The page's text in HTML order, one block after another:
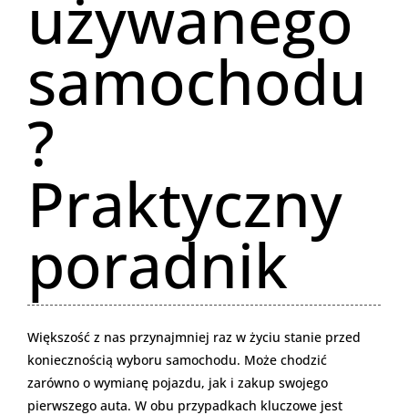
używanego
samochodu
?
Praktyczny
poradnik
Większość z nas przynajmniej raz w życiu stanie przed
koniecznością wyboru samochodu. Może chodzić
zarówno o wymianę pojazdu, jak i zakup swojego
pierwszego auta. W obu przypadkach kluczowe jest